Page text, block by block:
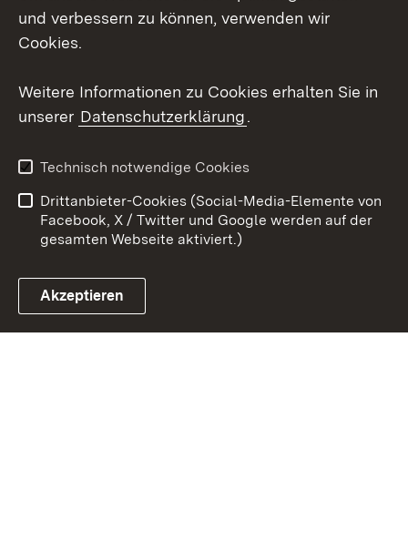
Social Wall
Youtube
Link zum Landesportal
Kontakt
Datenschutz
Barrierefreiheit
Impressum Cookies
und verbessern zu können, verwenden wir
Cookies.
Weitere Informationen zu Cookies erhalten Sie in
unserer Datenschutzerklärung.
Technisch notwendige Cookies
Drittanbieter-Cookies (Social-Media-Elemente von
Facebook, X / Twitter und Google werden auf der
gesamten Webseite aktiviert.)
Akzeptieren